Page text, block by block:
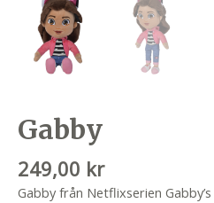
Gabby
249,00 kr
Gabby från Netflixserien